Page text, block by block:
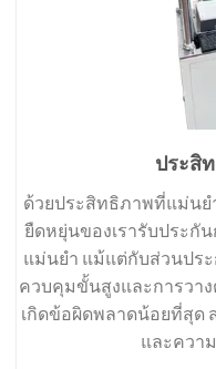
ประสิ
ด้วยประสิทธิภาพที่แม่น
ยืดหยุ่นของเรารับประกั
แม่นยำ แม้แต่กับส่วนปร
ควบคุมขั้นสูงและการวา
เกิดข้อผิดพลาดน้อยที่สุ
และควา